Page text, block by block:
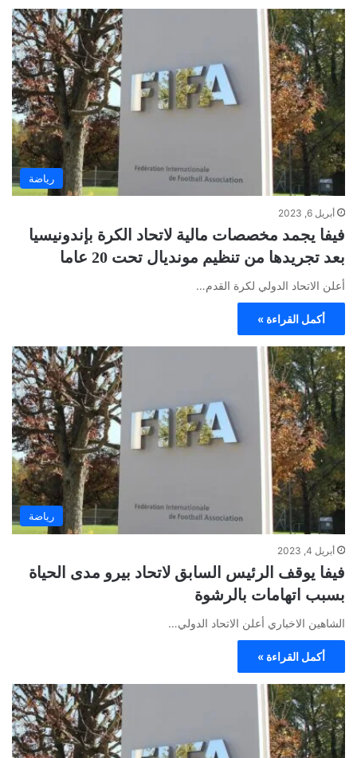
رياضة
أبريل 6, 2023
فيفا يجمد مخصصات مالية لاتحاد الكرة بإندونيسيا
بعد تجريدها من تنظيم مونديال تحت 20 عاما
أعلن الاتحاد الدولي لكرة القدم…
أكمل القراءة »
رياضة
أبريل 4, 2023
فيفا يوقف الرئيس السابق لاتحاد بيرو مدى الحياة
بسبب اتهامات بالرشوة
الشاهين الاخباري أعلن الاتحاد الدولي…
أكمل القراءة »